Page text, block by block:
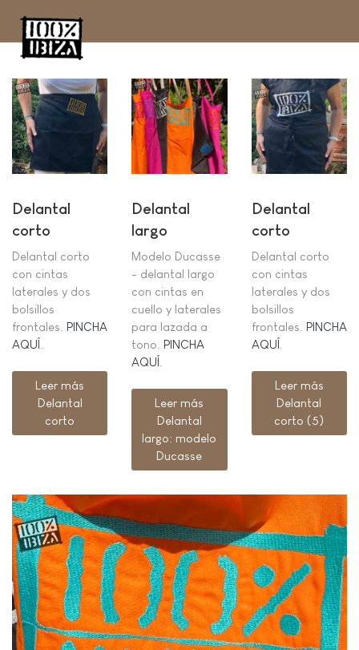
Delantal
corto
Delantal corto
con cintas
laterales y dos
bolsillos
frontales. PINCHA
AQUÍ
Leer más
Delantal
corto
Delantal
largo
Modelo Ducasse
- delantal largo
con cintas en
cuello y laterales
para lazada a
tono. PINCHA
AQUÍ
Leer más
Delantal
largo: modelo
Ducasse
Delantal
corto
Delantal corto
con cintas
laterales y dos
bolsillos
frontales. PINCHA
AQUÍ
Leer más
Delantal
corto (5)